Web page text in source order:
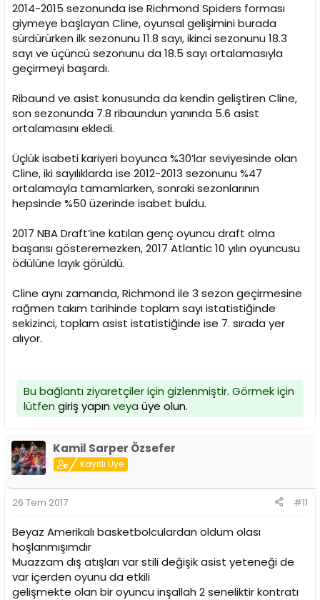
2014-2015 sezonunda ise Richmond Spiders forması
giymeye başlayan Cline, oyunsal gelişimini burada
sürdürürken ilk sezonunu 11.8 sayı, ikinci sezonunu 18.3
sayı ve üçüncü sezonunu da 18.5 sayı ortalamasıyla
geçirmeyi başardı.
Ribaund ve asist konusunda da kendin geliştiren Cline,
son sezonunda 7.8 ribaundun yanında 5.6 asist
ortalamasını ekledi.
Üçlük isabeti kariyeri boyunca %30’lar seviyesinde olan
Cline, iki sayılıklarda ise 2012-2013 sezonunu %47
ortalamayla tamamlarken, sonraki sezonlarının
hepsinde %50 üzerinde isabet buldu.
2017 NBA Draft’ine katılan genç oyuncu draft olma
başarısı gösteremezken, 2017 Atlantic 10 yılın oyuncusu
ödülüne layık görüldü.
Cline aynı zamanda, Richmond ile 3 sezon geçirmesine
rağmen takım tarihinde toplam sayı istatistiğinde
sekizinci, toplam asist istatistiğinde ise 7. sırada yer
alıyor.
Bu bağlantı ziyaretçiler için gizlenmiştir. Görmek için
lütfen giriş yapınveya üye olun.
Kamil Sarper Özsefer
Kayıtlı Üye
26 Tem 2017 #11
Beyaz Amerikalı basketbolculardan oldum olası
hoşlanmışımdır
Muazzam dış atışları var stili değişik asist yeteneği de
var içerden oyunu da etkili
gelişmekte olan bir oyuncu inşallah 2 seneliktir kontratı